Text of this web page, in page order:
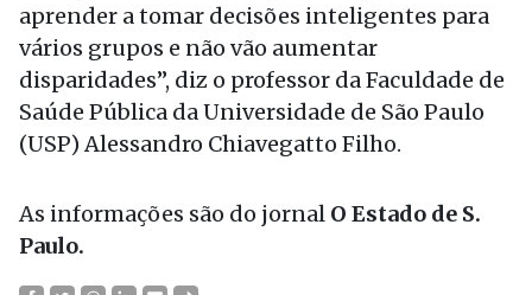
aprender a tomar decisões inteligentes para
vários grupos e não vão aumentar
disparidades”, diz o professor da Faculdade de
Saúde Pública da Universidade de São Paulo
(USP) Alessandro Chiavegatto Filho.
As informações são do jornal O Estado de S.
Paulo.